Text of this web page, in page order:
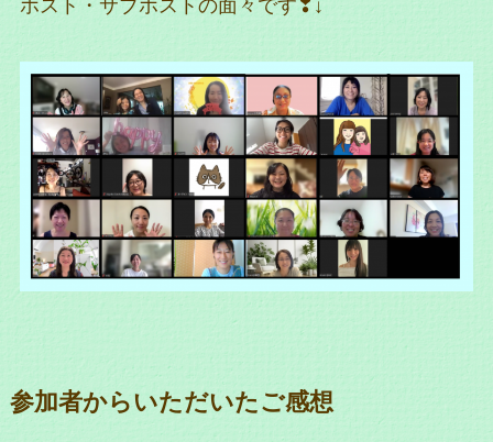
ホスト・サブホストの面々です❣↓
参加者からいただいたご感想